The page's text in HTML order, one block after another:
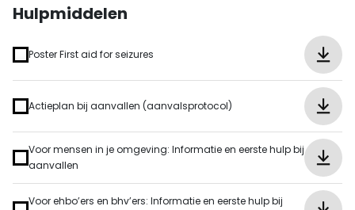
Hulpmiddelen
Poster First aid for seizures
Actieplan bij aanvallen (aanvalsprotocol)
Voor mensen in je omgeving: Informatie en eerste hulp bij
aanvallen
Voor ehbo’ers en bhv’ers: Informatie en eerste hulp bij